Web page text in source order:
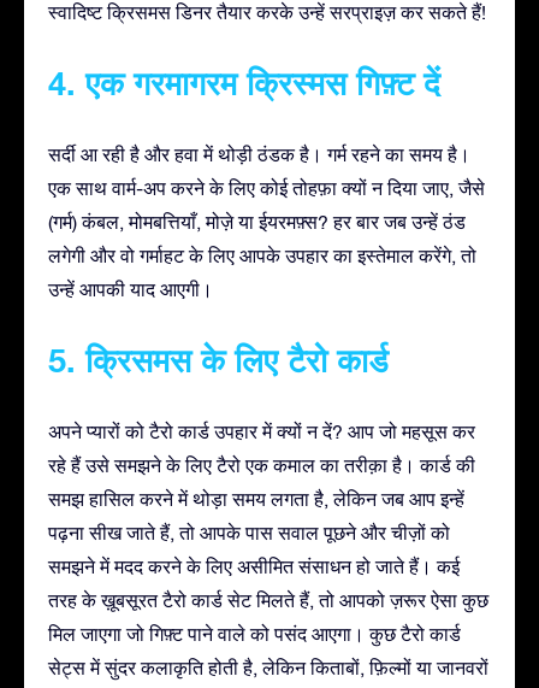
स्वादिष्ट क्रिसमस डिनर तैयार करके उन्हें सरप्राइज़ कर सकते हैं!
4. एक गरमागरम क्रिस्मस गिफ़्ट दें
सर्दी आ रही है और हवा में थोड़ी ठंडक है। गर्म रहने का समय है।
एक साथ वार्म-अप करने के लिए कोई तोहफ़ा क्यों न दिया जाए, जैसे
(गर्म) कंबल, मोमबत्तियाँ, मोज़े या ईयरमफ़्स? हर बार जब उन्हें ठंड
लगेगी और वो गर्माहट के लिए आपके उपहार का इस्तेमाल करेंगे, तो
उन्हें आपकी याद आएगी।
5. क्रिसमस के लिए टैरो कार्ड
अपने प्यारों को टैरो कार्ड उपहार में क्यों न दें? आप जो महसूस कर
रहे हैं उसे समझने के लिए टैरो एक कमाल का तरीक़ा है। कार्ड की
समझ हासिल करने में थोड़ा समय लगता है, लेकिन जब आप इन्हें
पढ़ना सीख जाते हैं, तो आपके पास सवाल पूछने और चीज़ों को
समझने में मदद करने के लिए असीमित संसाधन हो जाते हैं। कई
तरह के ख़ूबसूरत टैरो कार्ड सेट मिलते हैं, तो आपको ज़रूर ऐसा कुछ
मिल जाएगा जो गिफ़्ट पाने वाले को पसंद आएगा। कुछ टैरो कार्ड
सेट्स में सुंदर कलाकृति होती है, लेकिन किताबों, फ़िल्मों या जानवरों